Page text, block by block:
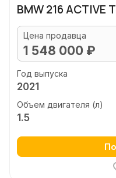
BMW 216 ACTIVE
Цена продавца
1 548 000 ₽
Год выпуска
2021
Объем двигателя (л)
1.5